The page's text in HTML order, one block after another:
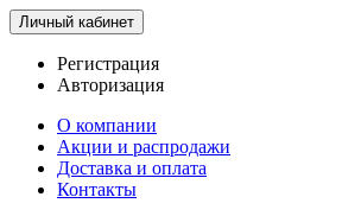
Личный кабинет
Регистрация
Авторизация
О компании
Акции и распродажи
Доставка и оплата
Контакты